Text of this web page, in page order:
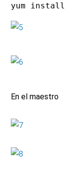
yum
En el maestro